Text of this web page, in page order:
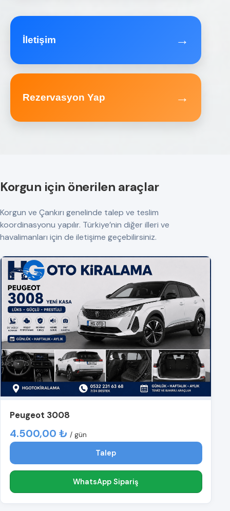
İletişim →
Rezervasyon Yap →
Korgun için önerilen araçlar
Korgun ve Çankırı genelinde talep ve teslim
koordinasyonu yapılır. Türkiye’nin diğer illeri ve
havalimanları için de iletişime geçebilirsiniz.
Peugeot 3008
4.500,00 ₺ / gün
Talep
WhatsApp Sipariş